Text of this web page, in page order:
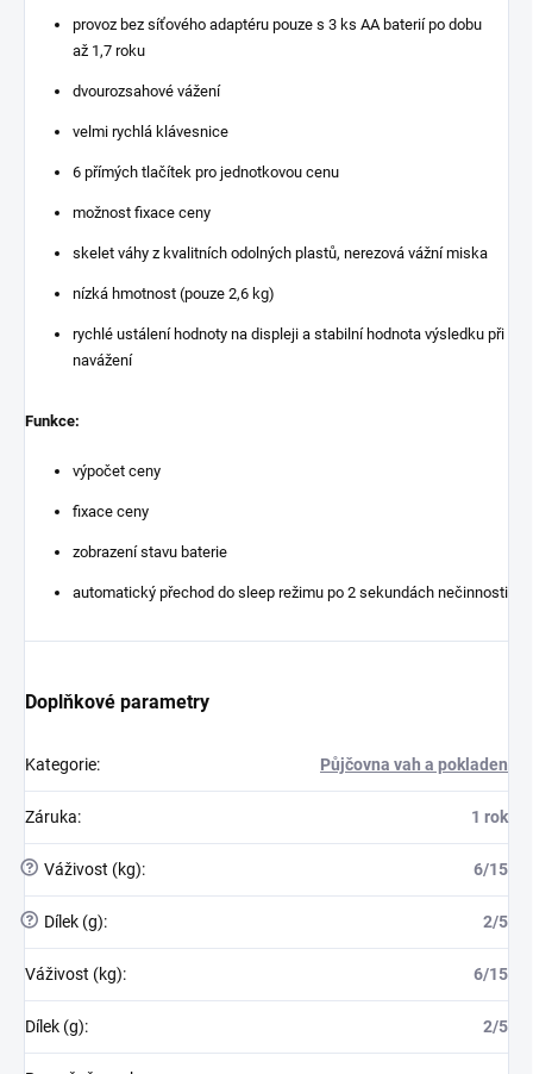
provoz bez síťového adaptéru pouze s 3 ks AA baterií po dobu
až 1,7 roku
dvourozsahové vážení
velmi rychlá klávesnice
6 přímých tlačítek pro jednotkovou cenu
možnost fixace ceny
skelet váhy z kvalitních odolných plastů, nerezová vážní miska
nízká hmotnost (pouze 2,6 kg)
rychlé ustálení hodnoty na displeji a stabilní hodnota výsledku při
navážení
Funkce:
výpočet ceny
fixace ceny
zobrazení stavu baterie
automatický přechod do sleep režimu po 2 sekundách nečinnosti
Doplňkové parametry
Kategorie: Půjčovna vah a pokladen
Záruka: 1 rok
? Váživost (kg): 6/15
? Dílek (g): 2/5
Váživost (kg): 6/15
Dílek (g): 2/5